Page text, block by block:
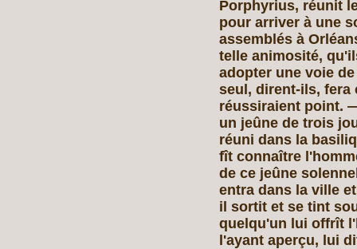
Porphyrius, réunit
pour arriver à une
assemblés à
telle animosité,
adopter une voie
seul, dirent-ils, fera
réussiraient point.
un jeûne de trois
réuni dans la
fît connaître
de ce jeûne
entra dans la ville
il sortit et se tint
quelqu'un lui offrît
l'ayant aperçu, lui